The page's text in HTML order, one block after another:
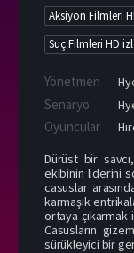
Aksiyon Filmleri
Suç Filmleri HD
Yönetmen
Senaryo
Oyuncular
Dürüst bir
ekibinin liderini
casuslar
karmaşık
ortaya çıkarmak
Casusların
sürükleyici bir